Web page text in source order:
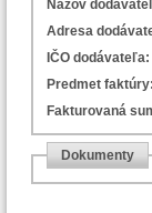
Názov
Adresa
IČO dodávateľa:
Predmet faktúry:
Fakturovaná
Dokumenty